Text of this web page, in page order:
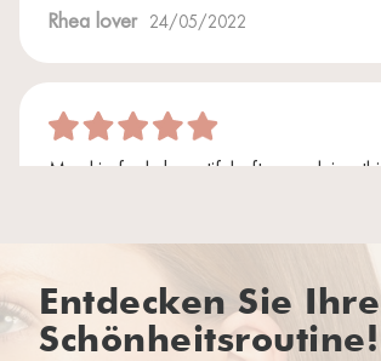
Rhea lover 24/05/2022
My skin feels beautiful after applying
Entdecken Sie Ihre
Schönheitsroutine!